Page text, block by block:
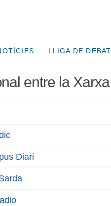
LLIGA DE DEBAT
entre la
Diari